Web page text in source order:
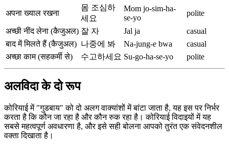
अपना ख्याल रखना
몸 조심하
세요
Mom jo-sim-ha-
se-yo
polite
अच्छी नींद लेना (कैजुअल) 잘 자 Jal ja
casual
बाद में मिलते हैं (कैजुअल) 나중에 봐 Na-jung-e bwa
casual
अच्छा काम (सहकर्मी से)
수고하세요 Su-go-ha-se-yo polite
अलविदा के दो रूप
कोरियाई में "गुडबाय" को दो अलग वाक्यांशों में बांटा जाता है, यह इस पर निर्भर
करता है कि कौन जा रहा है और कौन रुक रहा है। कोरियाई विदाइयों में यह
सबसे महत्वपूर्ण अवधारणा है, और इसे सही बोलना आपको तुरंत एक संवेदनशील
वक्ता दिखाता है।